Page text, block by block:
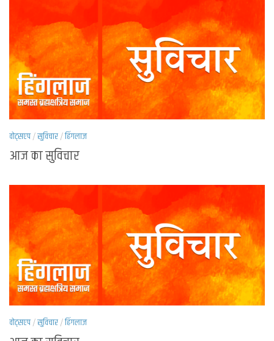
वोट्सएप/सुविचार/हिंगलाज
आज का सुविचार
वोट्सएप/सुविचार/हिंगलाज